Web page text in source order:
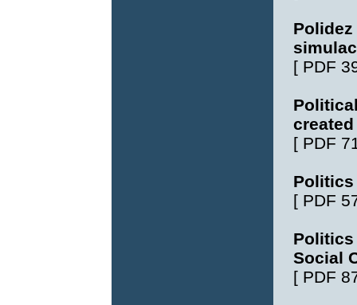
[ PDF
[ PDF
Politics
[ PDF
Politics
Social
[ PDF